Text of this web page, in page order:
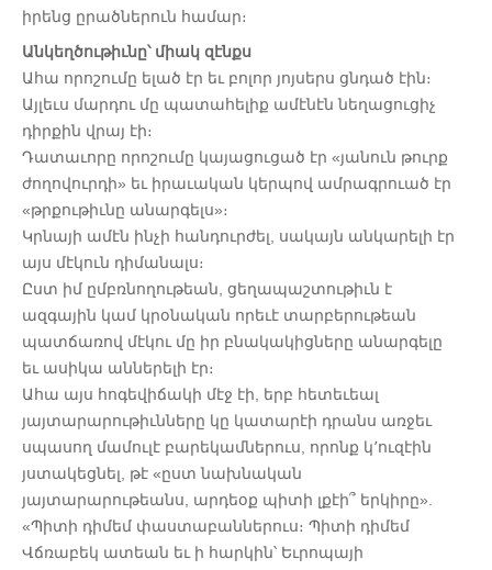
իրենց ըրածներուն համար։
Անկեղծութիւնը՝ միակ զէնքս
Ահա որոշումը ելած էր եւ բոլոր յոյսերս ցնդած էին։
Այլեւս մարդու մը պատահելիք ամէնէն նեղացուցիչ
դիրքին վրայ էի։
Դատաւորը որոշումը կայացուցած էր «յանուն թուրք
ժողովուրդի» եւ իրաւական կերպով ամրագրուած էր
«թրքութիւնը անարգելս»։
Կրնայի ամէն ինչի հանդուրժել, սակայն անկարելի էր
այս մէկուն դիմանալս։
Ըստ իմ ըմբռնողութեան, ցեղապաշտութիւն է
ազգային կամ կրօնական որեւէ տարբերութեան
պատճառով մէկու մը իր բնակակիցները անարգելը
եւ ասիկա աններելի էր։
Ահա այս հոգեվիճակի մէջ էի, երբ հետեւեալ
յայտարարութիւնները կը կատարէի դրանս առջեւ
սպասող մամուլէ բարեկամներուս, որոնք կ՚ուզէին
յստակեցնել, թէ «ըստ նախնական
յայտարարութեանս, արդեօք պիտի լքէի՞ երկիրը».
«Պիտի դիմեմ փաստաբաններուս։ Պիտի դիմեմ
Վճռաբեկ ատեան եւ ի հարկին՝ Եւրոպայի